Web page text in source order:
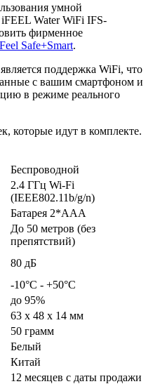
умной
Water WiFi IFS-
фирменное
Safe+Smart.
поддержка WiFi, что
с вашим смартфоном и
в режиме реального
которые идут в комплекте.
Беспроводной
2.4 ГГц Wi-Fi
(IEEE802.11b/g/n)
Батарея 2*ААА
До 50 метров (без
препятствий)
80 дБ
-10°C - +50°C
до 95%
63 х 48 х 14 мм
50 грамм
Белый
Китай
12 месяцев с даты продажи